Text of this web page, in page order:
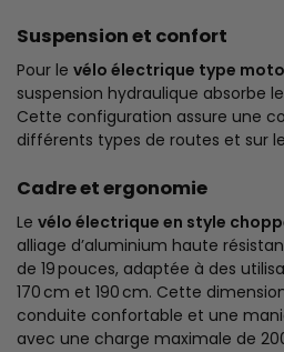
Suspension et confort
Pour le vélo électrique type moto
suspension hydraulique absorbe
Cette configuration assure une
différents types de routes et sur
Cadre et ergonomie
Le vélo électrique en style
alliage d’aluminium haute
de 19 pouces, adaptée à des
170 cm et 190 cm. Cette
conduite confortable et une
avec une charge maximale de